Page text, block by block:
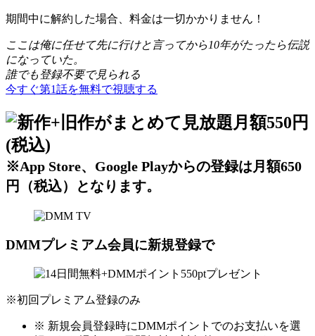
期間中に解約した場合、料金は一切かかりません！
ここは俺に任せて先に行けと言ってから10年がたったら伝説
になっていた。
誰でも登録不要で見られる
今すぐ第1話を無料で視聴する
※App Store、Google Playからの登録は月額650
円（税込）となります。
DMMプレミアム会員に新規登録で
※初回プレミアム登録のみ
※ 新規会員登録時にDMMポイントでのお支払いを選